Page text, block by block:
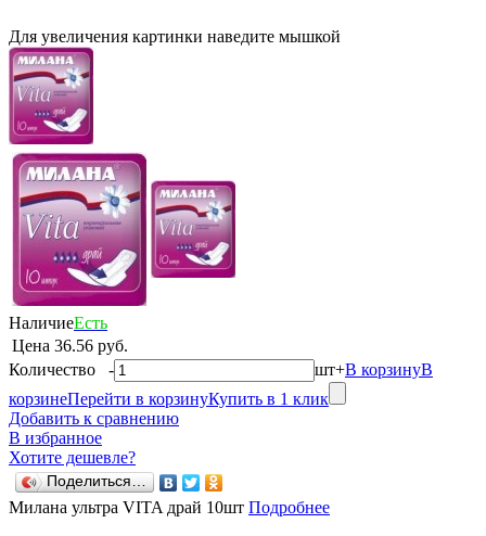
Для увеличения картинки наведите мышкой
НаличиеЕсть
Цена 36.56 руб.
Количество - шт+В корзинуВ
корзинеПерейти в корзинуКупить в 1 клик
Добавить к сравнению
В избранное
Хотите дешевле?
Поделиться…
Милана ультра VITA драй 10шт Подробнее